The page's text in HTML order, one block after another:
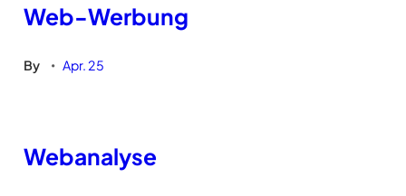
Web-Werbung
By • Apr. 25
Webanalyse